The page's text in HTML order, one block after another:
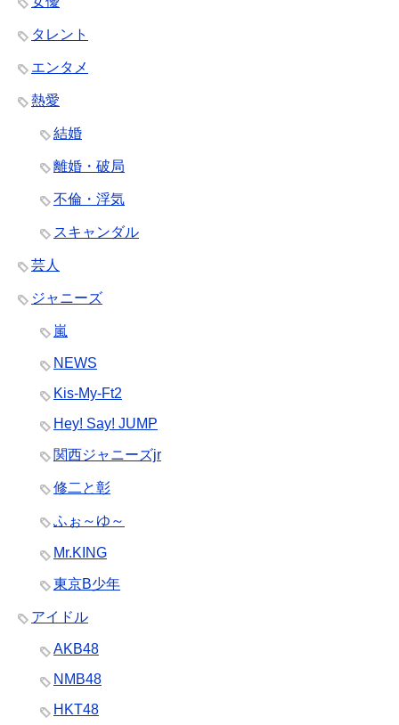
タレント
エンタメ
熱愛
結婚
離婚・破局
不倫・浮気
スキャンダル
芸人
ジャニーズ
嵐
NEWS
Kis-My-Ft2
Hey! Say! JUMP
関西ジャニーズjr
修二と彰
ふぉ～ゆ～
Mr.KING
東京B少年
アイドル
AKB48
NMB48
HKT48